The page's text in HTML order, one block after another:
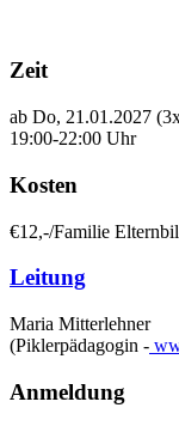
Zeit
ab Do, 21.01.2027
19:00-22:00 Uhr
Kosten
€12,-/Familie
Leitung
Maria Mitterlehner
(Piklerpädagogin -
Anmeldung